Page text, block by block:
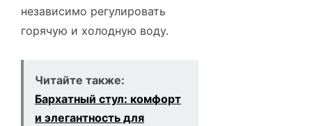
независимо регулировать
горячую и холодную воду.
Читайте также:
Бархатный стул: комфорт
и элегантность для